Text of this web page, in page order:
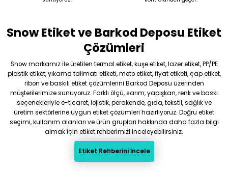
Gönder
Snow Etiket ve Barkod Deposu Etiket
Çözümleri
Snow markamız ile üretilen termal etiket, kuşe etiket, lazer etiket, PP/PE
plastik etiket, yıkama talimatı etiketi, meto etiket, fiyat etiketi, çap etiket,
ribon ve baskılı etiket çözümlerini Barkod Deposu üzerinden
müşterilerimize sunuyoruz. Farklı ölçü, sarım, yapışkan, renk ve baskı
seçenekleriyle e-ticaret, lojistik, perakende, gıda, tekstil, sağlık ve
üretim sektörlerine uygun etiket çözümleri hazırlıyoruz. Doğru etiket
seçimi, kullanım alanları ve ürün grupları hakkında daha fazla bilgi
almak için etiket rehberimizi inceleyebilirsiniz.
Etiket Rehberini İncele